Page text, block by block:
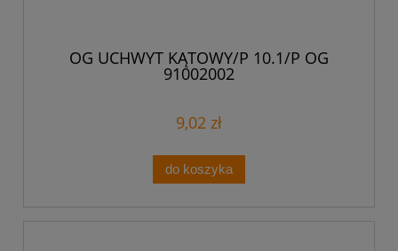
OG UCHWYT KĄTOWY/P 10.1/P OG
91002002
9,02 zł
do koszyka